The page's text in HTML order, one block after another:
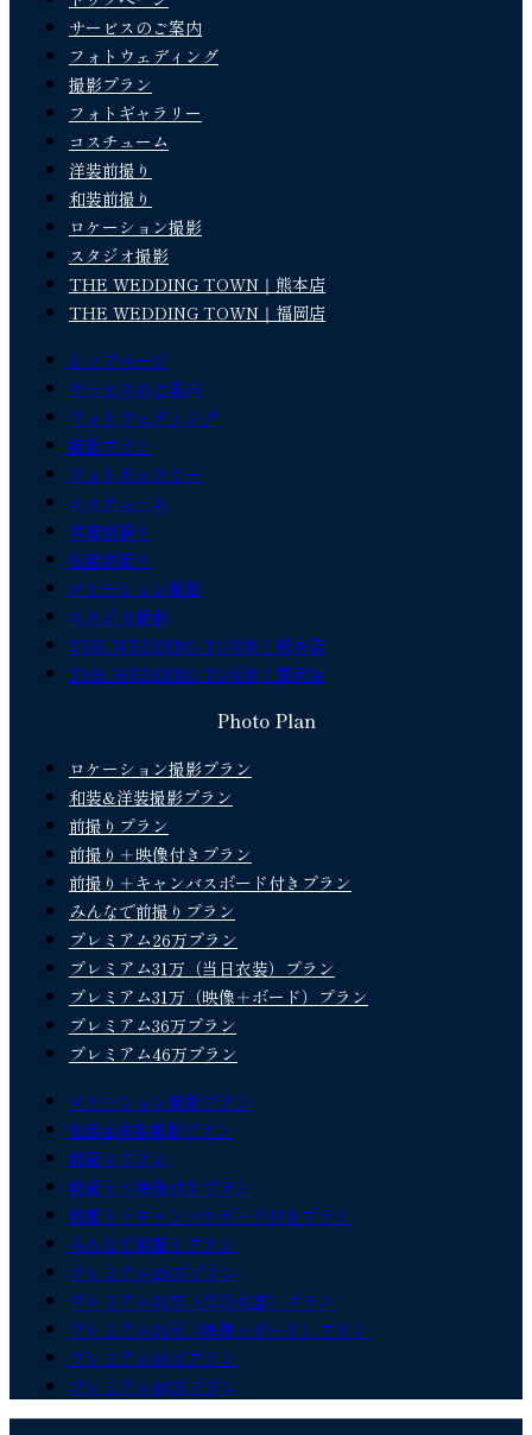
サービスのご案内
フォトウェディング
撮影プラン
フォトギャラリー
コスチューム
洋装前撮り
和装前撮り
ロケーション撮影
スタジオ撮影
THE WEDDING TOWN｜熊本店
THE WEDDING TOWN｜福岡店
トップページ
サービスのご案内
フォトウェディング
撮影プラン
フォトギャラリー
コスチューム
洋装前撮り
和装前撮り
ロケーション撮影
スタジオ撮影
THE WEDDING TOWN｜熊本店
THE WEDDING TOWN｜福岡店
Photo Plan
ロケーション撮影プラン
和装&洋装撮影プラン
前撮りプラン
前撮り＋映像付きプラン
前撮り＋キャンバスボード付きプラン
みんなで前撮りプラン
プレミアム26万プラン
プレミアム31万（当日衣装）プラン
プレミアム31万（映像＋ボード）プラン
プレミアム36万プラン
プレミアム46万プラン
ロケーション撮影プラン
和装&洋装撮影プラン
前撮りプラン
前撮り＋映像付きプラン
前撮り＋キャンバスボード付きプラン
みんなで前撮りプラン
プレミアム26万プラン
プレミアム31万（当日衣装）プラン
プレミアム31万（映像＋ボード）プラン
プレミアム36万プラン
プレミアム46万プラン